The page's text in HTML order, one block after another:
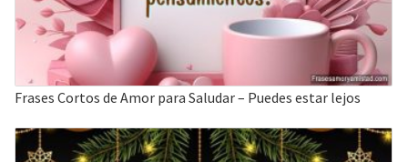
Frases Cortos de Amor para Saludar – Puedes estar lejos